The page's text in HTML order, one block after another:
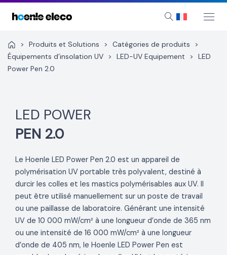
Aller
> Produits et Solutions > Catégories de produits
>
Équipements d’insolation UV > LED-UV Equipement >
LED
Power Pen 2.0
LED POWER
PEN 2.0
Le Hoenle LED Power Pen 2.0 est un appareil de
polymérisation UV portable très polyvalent, destiné à
durcir les colles et les mastics polymérisables aux UV. Il
peut être utilisé manuellement sur un poste de travail
ou une paillasse de laboratoire. Générant une intensité
UV de 10 000 mW/cm² à une longueur d’onde de 365 nm
ou une intensité de 16 000 mW/cm² à une longueur
d’onde de 405 nm, le Hoenle LED Power Pen est